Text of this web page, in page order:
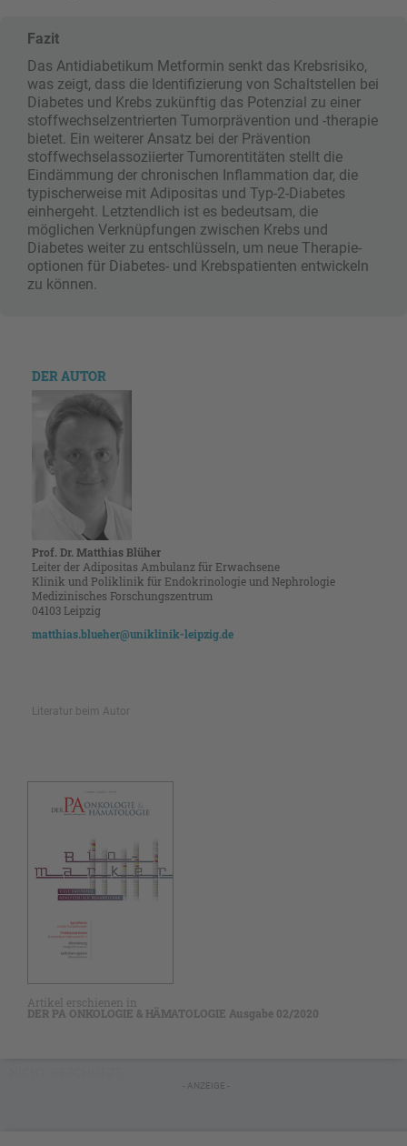
Fazit
Das Antidiabetikum Metformin senkt das Krebsrisiko,
was zeigt, dass die Identifizierung von Schaltstellen bei
Diabetes und Krebs zukünftig das Potenzial zu einer
stoffwechsel­zentrierten Tumorprävention und -therapie
bietet. Ein weiterer Ansatz bei der Prävention
stoffwechselassoziierter Tumor­entitäten stellt die
Eindämmung der chronischen ­Inflammation dar, die
typischerweise mit Adipositas und Typ-2-Diabetes
einhergeht. Letztendlich ist es bedeutsam, die
möglichen Verknüpfungen zwischen Krebs und
Diabetes weiter zu entschlüsseln, um neue Therapie­
optionen für Diabetes- und Krebspatienten entwickeln
zu können.
DER AUTOR
Prof. Dr. Matthias Blüher
Leiter der Adipositas Ambulanz für Erwachsene
Klinik und Poliklinik für Endokrinologie und Nephrologie
Medizinisches Forschungszentrum
04103 Leipzig
matthias.blueher@uniklinik-leipzig.de
Literatur beim Autor
Artikel erschienen in
DER PA ONKOLOGIE & HÄMATOLOGIE Ausgabe 02/2020
- ANZEIGE -